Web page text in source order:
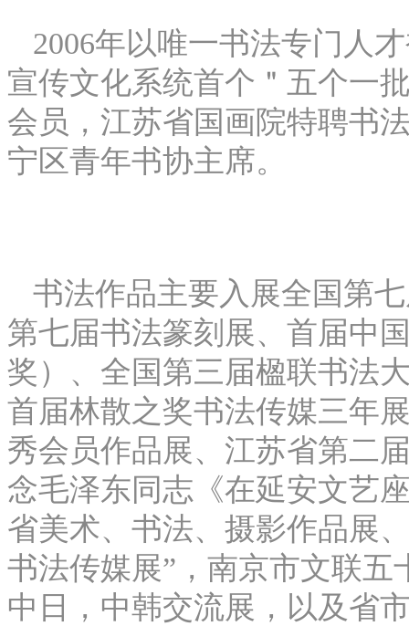
2006年以唯一书法专门人
宣传文化系统首个＂五个一
会员，江苏省国画院特聘书
宁区青年书协主席。
书法作品主要入展全国第
第七届书法篆刻展、首届中
奖）、全国第三届楹联书法
首届林散之奖书法传媒三年
秀会员作品展、江苏省第二
念毛泽东同志《在延安文艺
省美术、书法、摄影作品展
书法传媒展”，南京市文联
中日，中韩交流展，以及省